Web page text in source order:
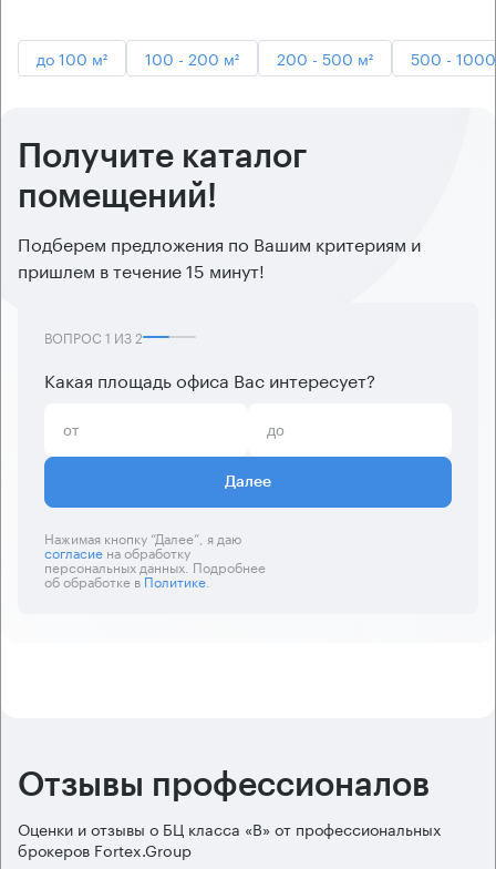
до 100 м² 100 - 200 м² 200 - 500 м² 500 -
Получите каталог
помещений!
Подберем предложения по Вашим критериям и
пришлем в течение 15 минут!
ВОПРОС 1 ИЗ2
Какая площадь офиса Вас интересует?
Далее
Нажимая кнопку “Далее”, я даю
согласиена обработку
персональных данных. Подробнее
об обработке вПолитике.
Отзывы профессионалов
Оценки и отзывы о БЦ класса «B» от профессиональных
брокеров Fortex.Group